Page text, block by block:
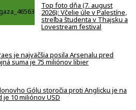
Top foto dňa (7. august
2026): Včelie úle v Palestíne,
streľba študenta v Thajsku a
Lovestream festival
je najväčšia posila Arsenalu pred
suma je 75 miliónov libier
Gólu storočia proti Anglicku je na
je 10 miliónov USD